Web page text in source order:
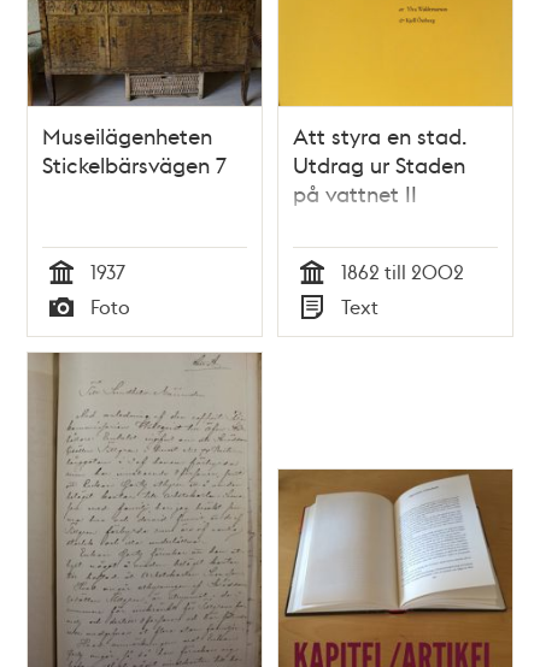
Museilägenheten
Stickelbärsvägen 7
Tid
1937
Typ
Foto
Att styra en stad.
Utdrag ur Staden
på vattnet II
Tid
1862 till 2002
Typ
Text